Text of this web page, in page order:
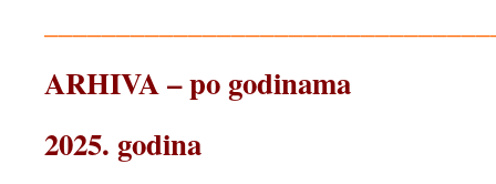
ARHIVA – po godinama
2025. godina